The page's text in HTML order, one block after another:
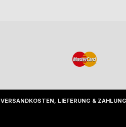
VERSANDKOSTEN, LIEFERUNG & ZAHLUNG